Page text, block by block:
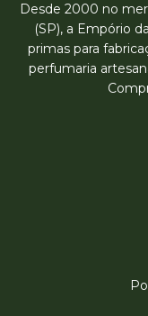
Desde 2000 no
(SP), a Empório
primas para
perfumaria